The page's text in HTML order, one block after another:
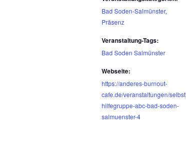
Bad Soden-Salmünster,
Präsenz
Veranstaltung-Tags:
Bad Soden Salmünster
Webseite:
https://anderes-burnout-
cafe.de/veranstaltungen/selbst
hilfegruppe-abc-bad-soden-
salmuenster-4